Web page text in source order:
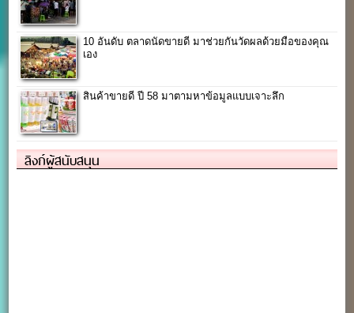
10 อันดับ ตลาดนัดขายดี มาช่วยกันวัดผลด้วยมือของคุณ
เอง
สินค้าขายดี ปี 58 มาตามหาข้อมูลแบบเจาะลึก
ลิงก์ผู้สนับสนุน